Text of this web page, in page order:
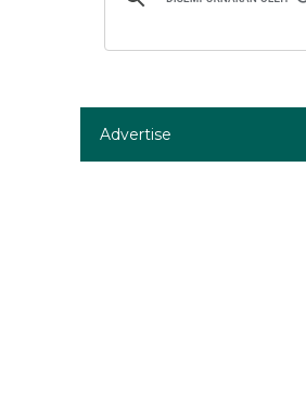
Advertise